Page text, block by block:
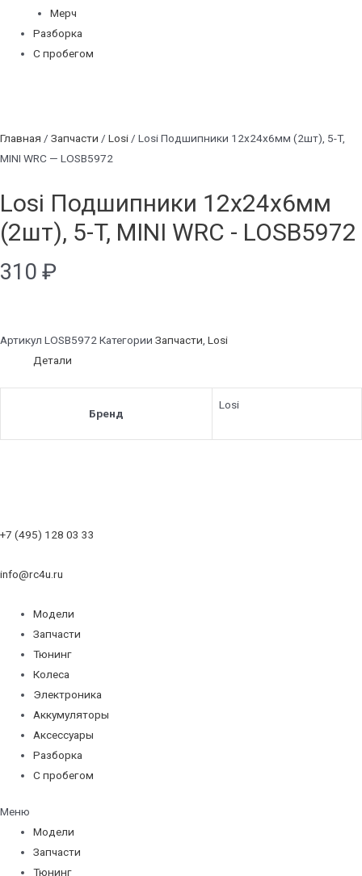
Мерч
Разборка
С пробегом
Главная / Запчасти / Losi / Losi Подшипники 12x24x6мм (2шт), 5-T,
MINI WRC — LOSB5972
Losi Подшипники 12x24x6мм
(2шт), 5-T, MINI WRC - LOSB5972
310 ₽
Артикул LOSB5972Категории Запчасти, Losi
Детали
Бренд
Losi
+7 (495) 128 03 33
info@rc4u.ru
Модели
Запчасти
Тюнинг
Колеса
Электроника
Аккумуляторы
Аксессуары
Разборка
С пробегом
Меню
Модели
Запчасти
Тюнинг